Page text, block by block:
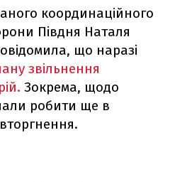
координаційного
Півдня Наталя
що наразі
звільнення
Зокрема, щодо
робити ще в